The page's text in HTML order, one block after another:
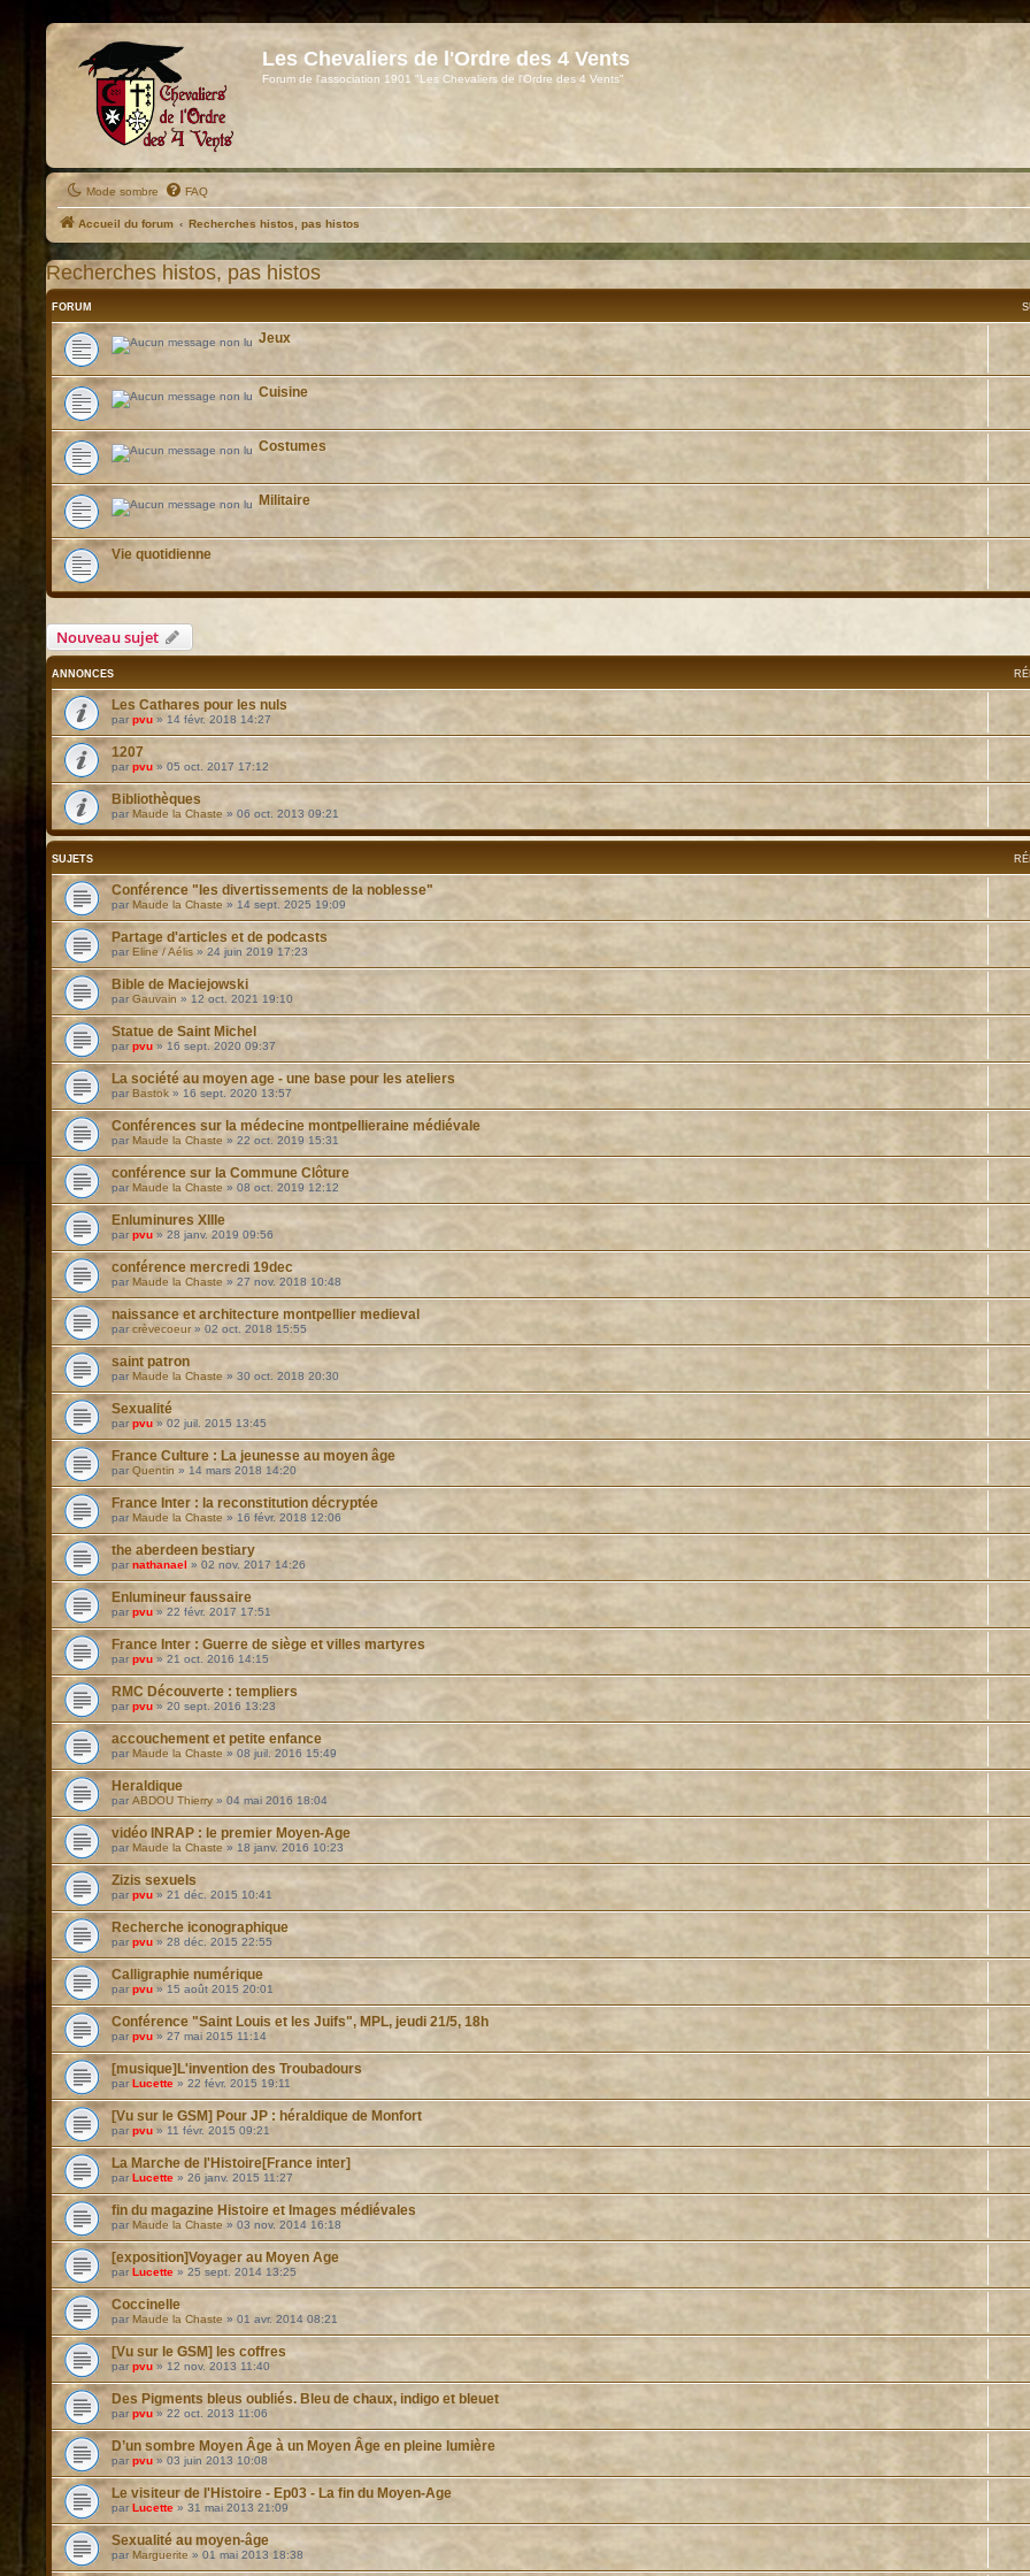
Les Chevaliers de l'Ordre des 4 Vents
Forum de l'association 1901 "Les Chevaliers de l'Ordre des 4 Vents"
Mode sombre FAQ
Accueil du forum Recherches histos, pas histos
Recherches histos, pas histos
FORUM
Jeux
Cuisine
Costumes
Militaire
Vie quotidienne
Nouveau sujet
ANNONCES
Les Cathares pour les nuls
par pvu » 14 févr. 2018 14:27
1207
par pvu » 05 oct. 2017 17:12
Bibliothèques
par Maude la Chaste » 06 oct. 2013 09:21
SUJETS
Conférence "les divertissements de la noblesse"
par Maude la Chaste » 14 sept. 2025 19:09
Partage d'articles et de podcasts
par Eline / Aélis » 24 juin 2019 17:23
Bible de Maciejowski
par Gauvain » 12 oct. 2021 19:10
Statue de Saint Michel
par pvu » 16 sept. 2020 09:37
La société au moyen age - une base pour les ateliers
par Bastok » 16 sept. 2020 13:57
Conférences sur la médecine montpellieraine médiévale
par Maude la Chaste » 22 oct. 2019 15:31
conférence sur la Commune Clôture
par Maude la Chaste » 08 oct. 2019 12:12
Enluminures XIIIe
par pvu » 28 janv. 2019 09:56
conférence mercredi 19dec
par Maude la Chaste » 27 nov. 2018 10:48
naissance et architecture montpellier medieval
par crèvecoeur » 02 oct. 2018 15:55
saint patron
par Maude la Chaste » 30 oct. 2018 20:30
Sexualité
par pvu » 02 juil. 2015 13:45
France Culture : La jeunesse au moyen âge
par Quentin » 14 mars 2018 14:20
France Inter : la reconstitution décryptée
par Maude la Chaste » 16 févr. 2018 12:06
the aberdeen bestiary
par nathanael » 02 nov. 2017 14:26
Enlumineur faussaire
par pvu » 22 févr. 2017 17:51
France Inter : Guerre de siège et villes martyres
par pvu » 21 oct. 2016 14:15
RMC Découverte : templiers
par pvu » 20 sept. 2016 13:23
accouchement et petite enfance
par Maude la Chaste » 08 juil. 2016 15:49
Heraldique
par ABDOU Thierry » 04 mai 2016 18:04
vidéo INRAP : le premier Moyen-Age
par Maude la Chaste » 18 janv. 2016 10:23
Zizis sexuels
par pvu » 21 déc. 2015 10:41
Recherche iconographique
par pvu » 28 déc. 2015 22:55
Calligraphie numérique
par pvu » 15 août 2015 20:01
Conférence "Saint Louis et les Juifs", MPL, jeudi 21/5, 18h
par pvu » 27 mai 2015 11:14
[musique]L'invention des Troubadours
par Lucette » 22 févr. 2015 19:11
[Vu sur le GSM] Pour JP : héraldique de Monfort
par pvu » 11 févr. 2015 09:21
La Marche de l'Histoire[France inter]
par Lucette » 26 janv. 2015 11:27
fin du magazine Histoire et Images médiévales
par Maude la Chaste » 03 nov. 2014 16:18
[exposition]Voyager au Moyen Age
par Lucette » 25 sept. 2014 13:25
Coccinelle
par Maude la Chaste » 01 avr. 2014 08:21
[Vu sur le GSM] les coffres
par pvu » 12 nov. 2013 11:40
Des Pigments bleus oubliés. Bleu de chaux, indigo et bleuet
par pvu » 22 oct. 2013 11:06
D’un sombre Moyen Âge à un Moyen Âge en pleine lumière
par pvu » 03 juin 2013 10:08
Le visiteur de l'Histoire - Ep03 - La fin du Moyen-Age
par Lucette » 31 mai 2013 21:09
Sexualité au moyen-âge
par Marguerite » 01 mai 2013 18:38